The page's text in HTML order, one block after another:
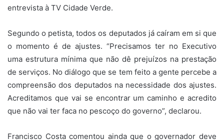
entrevista à TV Cidade Verde.
Segundo o petista, todos os deputados já caíram em si que
o momento é de ajustes. “Precisamos ter no Executivo
uma estrutura mínima que não dê prejuízos na prestação
de serviços. No diálogo que se tem feito a gente percebe a
compreensão dos deputados na necessidade dos ajustes.
Acreditamos que vai se encontrar um caminho e acredito
que não vai ter faca no pescoço do governo”, declarou.
Francisco Costa comentou ainda que o governador deve